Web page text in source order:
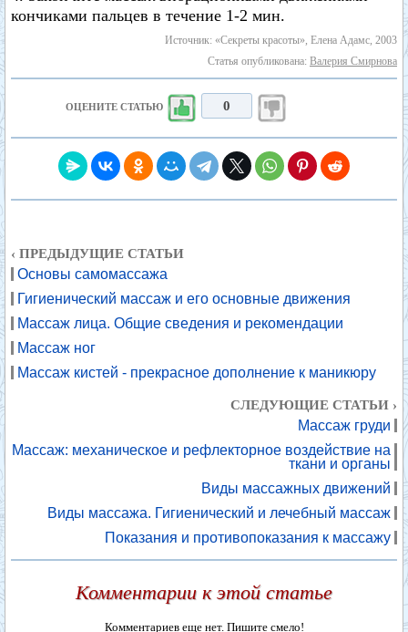
кончиками пальцев в течение 1-2 мин.
Источник: «Секреты красоты», Елена Адамс, 2003
Статья опубликована: Валерия Смирнова
ОЦЕНИТЕ СТАТЬЮ 0
‹ ПРЕДЫДУЩИЕ СТАТЬИ
Основы самомассажа
Гигиенический массаж и его основные движения
Массаж лица. Общие сведения и рекомендации
Массаж ног
Массаж кистей - прекрасное дополнение к маникюру
СЛЕДУЮЩИЕ СТАТЬИ ›
Массаж груди
Массаж: механическое и рефлекторное воздействие на
ткани и органы
Виды массажных движений
Виды массажа. Гигиенический и лечебный массаж
Показания и противопоказания к массажу
Комментарии к этой статье
Комментариев еще нет. Пишите смело!